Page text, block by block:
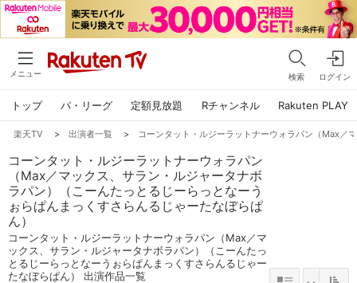
メニュー 検索 ログイン
トップ パ・リーグ 定額見放題 Rチャンネル Rakuten PLAY
楽天TV > 出演者一覧 > コーンタット・ルジーラットナーウォラパン（Max／
コーンタット・ルジーラットナーウォラパン
（Max／マックス、サラン・ルジャータナボ
ラパン）（こーんたっとるじーらっとなーう
ぉらぱんまっくすさらんるじゃーたなぼらぱ
ん）
コーンタット・ルジーラットナーウォラパン（Max／マ
ックス、サラン・ルジャータナボラパン）（こーんたっ
とるじーらっとなーうぉらぱんまっくすさらんるじゃー
たなぼらぱん） 出演作品一覧